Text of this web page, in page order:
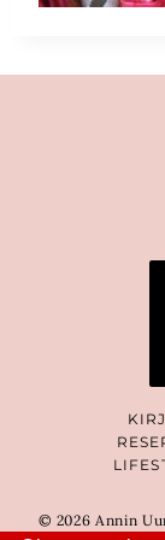
© 2026 Annin